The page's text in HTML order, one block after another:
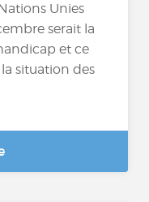
Unies
serait la
et ce
situation des